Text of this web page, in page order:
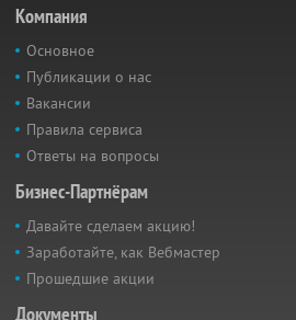
Компания
Основное
Публикации о нас
Вакансии
Правила сервиса
Ответы на вопросы
Бизнес-Партнёрам
Давайте сделаем акцию!
Заработайте, как Вебмастер
Прошедшие акции
Документы